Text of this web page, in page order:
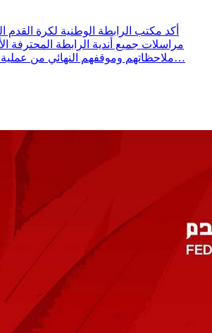
أكد مكتب الرابطة الوطنية لكرة القدم
مراسلات جميع أندية الرابطة المحترفة
ملاحظاتهم وموقفهم النهائي من عملية قرعة سحب الرزنامة…